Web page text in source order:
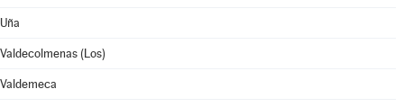
Uña
Valdecolmenas (Los)
Valdemeca